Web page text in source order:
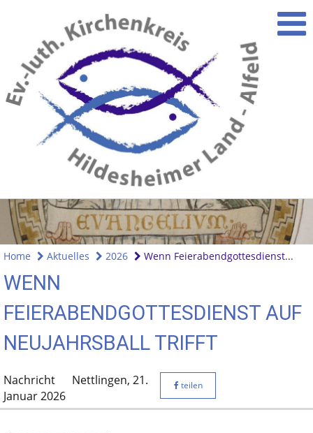
Home Aktuelles 2026 Wenn Feierabendgottesdienst...
WENN
FEIERABENDGOTTESDIENST AUF
NEUJAHRSBALL TRIFFT
Nachricht Nettlingen, 21.
Januar 2026
teilen